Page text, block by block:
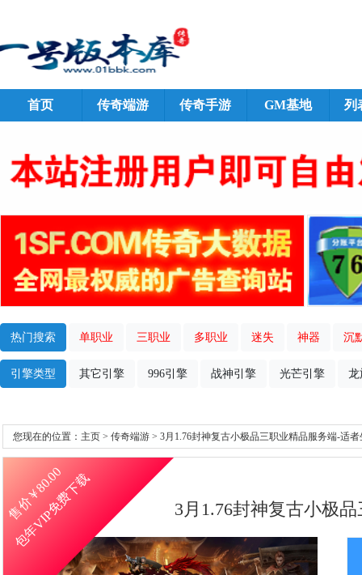
首页 传奇端游 传奇手游 GM基地 列
热门搜索 单职业 三职业 多职业 迷失 神器 沉
引擎类型 其它引擎 996引擎 战神引擎 光芒引擎 龙
您现在的位置： 主页 > 传奇端游 > 3月1.76封神复古小极品三职业精品服务端-适
售价￥
80.00
包年VIP免费下载 3月1.76封神复古小极